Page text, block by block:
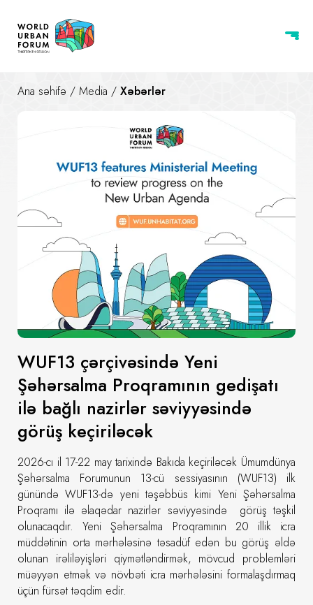
Ana səhifə / Media / Xəbərlər
WUF13 çərçivəsində Yeni
Şəhərsalma Proqramının gedişatı
ilə bağlı nazirlər səviyyəsində
görüş keçiriləcək
2026-cı il 17-22 may tarixində Bakıda keçiriləcək Ümumdünya
Şəhərsalma Forumunun 13-cü sessiyasının (WUF13) ilk
günündə WUF13-də yeni təşəbbüs kimi Yeni Şəhərsalma
Proqramı ilə əlaqədar nazirlər səviyyəsində görüş təşkil
olunacaqdır. Yeni Şəhərsalma Proqramının 20 illik icra
müddətinin orta mərhələsinə təsadüf edən bu görüş əldə
olunan irəliləyişləri qiymətləndirmək, mövcud problemləri
müəyyən etmək və növbəti icra mərhələsini formalaşdırmaq
üçün fürsət təqdim edir.